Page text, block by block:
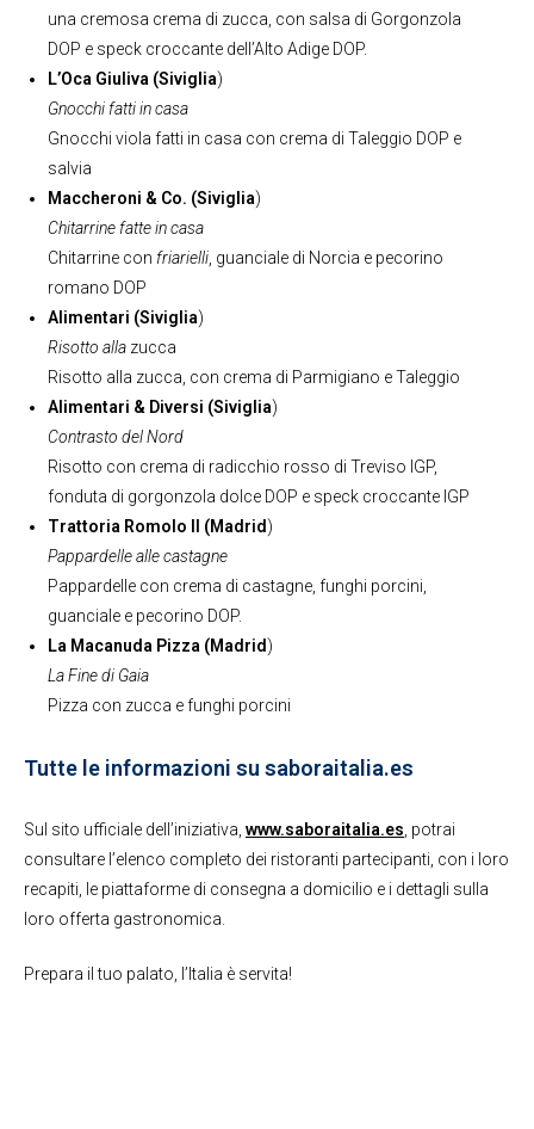
una cremosa crema di zucca, con salsa di Gorgonzola
DOP e speck croccante dell’Alto Adige DOP.
L’Oca Giuliva (Siviglia)
Gnocchi fatti in casa
Gnocchi viola fatti in casa con crema di Taleggio DOP e
salvia
Maccheroni & Co. (Siviglia)
Chitarrine fatte in casa
Chitarrine con friarielli , guanciale di Norcia e pecorino
romano DOP
Alimentari (Siviglia)
Risotto alla zucca
Risotto alla zucca, con crema di Parmigiano e Taleggio
Alimentari & Diversi (Siviglia)
Contrasto del Nord
Risotto con crema di radicchio rosso di Treviso IGP,
fonduta di gorgonzola dolce DOP e speck croccante IGP
Trattoria Romolo II (Madrid)
Pappardelle alle castagne
Pappardelle con crema di castagne, funghi porcini,
guanciale e pecorino DOP.
La Macanuda Pizza (Madrid)
La Fine di Gaia
Pizza con zucca e funghi porcini
Tutte le informazioni su saboraitalia.es
Sul sito ufficiale dell’iniziativa, www.saboraitalia.es , potrai
consultare l’elenco completo dei ristoranti partecipanti, con i loro
recapiti, le piattaforme di consegna a domicilio e i dettagli sulla
loro offerta gastronomica.
Prepara il tuo palato, l’Italia è servita!